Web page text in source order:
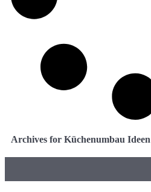
Archives for Küchenumbau Ideen